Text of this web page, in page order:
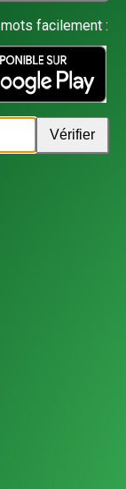
facilement :